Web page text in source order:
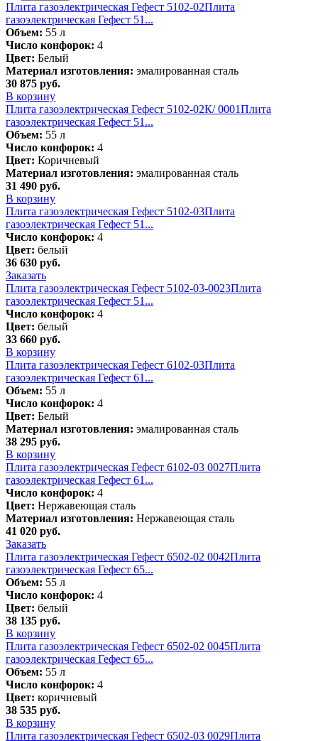
Плита газоэлектрическая Гефест 5102-02Плита
газоэлектрическая Гефест 51...
Объем: 55 л
Число конфорок: 4
Цвет: Белый
Материал изготовления: эмалированная сталь
30 875 руб.
В корзину
Плита газоэлектрическая Гефест 5102-02К/ 0001Плита
газоэлектрическая Гефест 51...
Объем: 55 л
Число конфорок: 4
Цвет: Коричневый
Материал изготовления: эмалированная сталь
31 490 руб.
В корзину
Плита газоэлектрическая Гефест 5102-03Плита
газоэлектрическая Гефест 51...
Число конфорок: 4
Цвет: белый
36 630 руб.
Заказать
Плита газоэлектрическая Гефест 5102-03-0023Плита
газоэлектрическая Гефест 51...
Число конфорок: 4
Цвет: белый
33 660 руб.
В корзину
Плита газоэлектрическая Гефест 6102-03Плита
газоэлектрическая Гефест 61...
Объем: 55 л
Число конфорок: 4
Цвет: Белый
Материал изготовления: эмалированная сталь
38 295 руб.
В корзину
Плита газоэлектрическая Гефест 6102-03 0027Плита
газоэлектрическая Гефест 61...
Число конфорок: 4
Цвет: Нержавеющая сталь
Материал изготовления: Нержавеющая сталь
41 020 руб.
Заказать
Плита газоэлектрическая Гефест 6502-02 0042Плита
газоэлектрическая Гефест 65...
Объем: 55 л
Число конфорок: 4
Цвет: белый
38 135 руб.
В корзину
Плита газоэлектрическая Гефест 6502-02 0045Плита
газоэлектрическая Гефест 65...
Объем: 55 л
Число конфорок: 4
Цвет: коричневый
38 535 руб.
В корзину
Плита газоэлектрическая Гефест 6502-03 0029Плита